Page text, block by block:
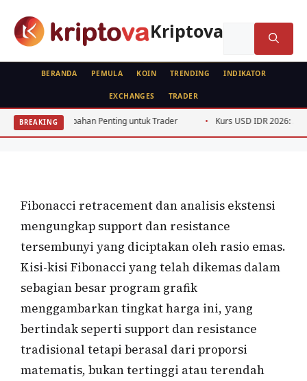
Kriptova
BERANDA PEMULA KOIN TRENDING INDIKATOR
EXCHANGES TRADER
BREAKING
Penting untuk Trader Kurs USD IDR 2026: 5 Faktor
RUJUKAN FEATURED
Bagaimana Membuat Level Fibonacci
Retracement?
Fibonacci retracement dan analisis ekstensi
mengungkap support dan resistance
tersembunyi yang diciptakan oleh rasio emas.
Kisi-kisi Fibonacci yang telah dikemas dalam
sebagian besar program grafik
menggambarkan tingkat harga ini, yang
bertindak seperti support dan resistance
tradisional tetapi berasal dari proporsi
matematis, bukan tertinggi atau terendah